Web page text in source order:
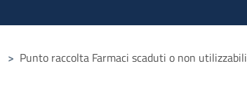
> Punto raccolta Farmaci scaduti o non utilizzabili